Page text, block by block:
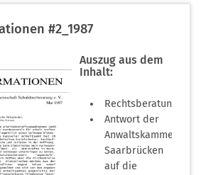
#2_1987(PDF-
Auszug aus dem
Inhalt:
Antwort der
Anwaltskammer
Saarbrücken
auf die